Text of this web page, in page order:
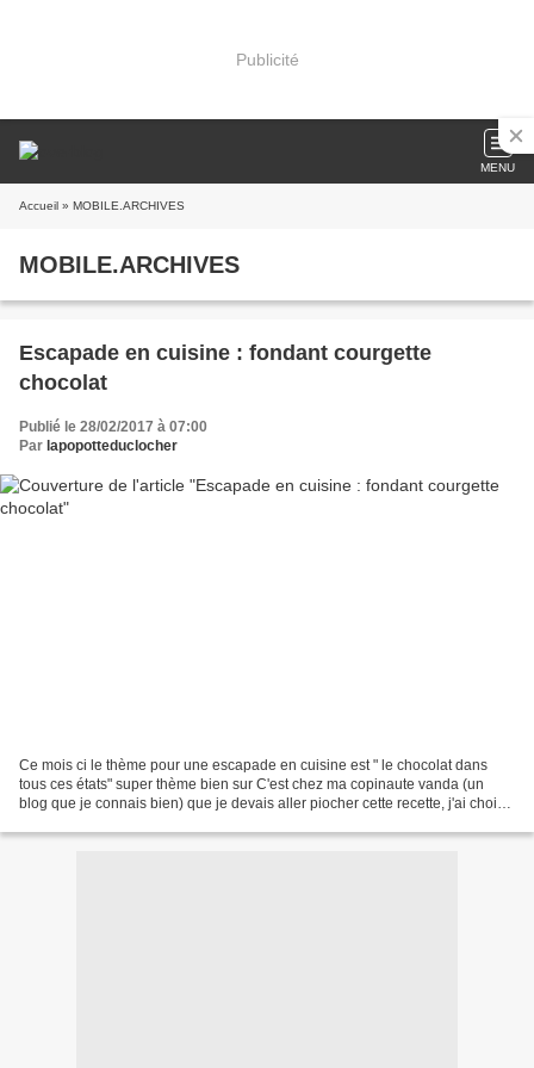
Publicité
MENU
Accueil » MOBILE.ARCHIVES
MOBILE.ARCHIVES
Escapade en cuisine : fondant courgette
chocolat
Publié le 28/02/2017 à 07:00
Par lapopotteduclocher
Ce mois ci le thème pour une escapade en cuisine est " le chocolat dans
tous ces états" super thème bien sur C'est chez ma copinaute vanda (un
blog que je connais bien) que je devais aller piocher cette recette, j'ai choisi